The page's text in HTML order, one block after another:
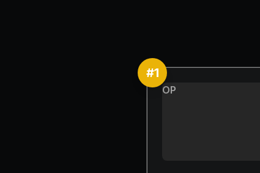
#1
OP